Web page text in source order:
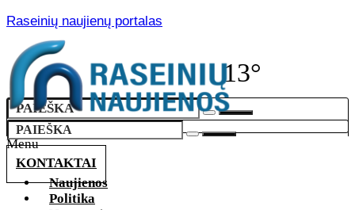
Raseinių naujienų portalas
13°
KONTAKTAI
Menu
Naujienos
Politika